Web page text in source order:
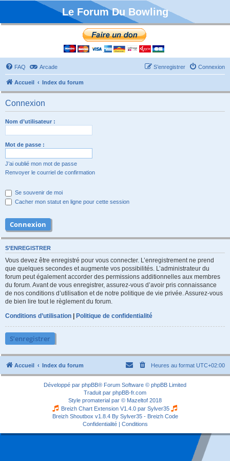
Le Forum Du Bowling
FAQ Arcade Connexion
S’enregistrer
Accueil Index du forum
Connexion
Nom d’utilisateur :
Mot de passe :
J’ai oublié mon mot de passe
Renvoyer le courriel de confirmation
Se souvenir de moi
Cacher mon statut en ligne pour cette session
S’ENREGISTRER
Vous devez être enregistré pour vous connecter. L’enregistrement ne prend
que quelques secondes et augmente vos possibilités. L’administrateur du
forum peut également accorder des permissions additionnelles aux membres
du forum. Avant de vous enregistrer, assurez-vous d’avoir pris connaissance
de nos conditions d’utilisation et de notre politique de vie privée. Assurez-vous
de bien lire tout le règlement du forum.
Conditions d’utilisation | Politique de confidentialité
S’enregistrer
Accueil Index du forum Heures au format UTC+02:00
Développé par phpBB® Forum Software © phpBB Limited
Traduit par phpBB-fr.com
Style promaterial par © Mazeltof 2018
Breizh Chart Extension V1.4.0 par Sylver35
Breizh Shoutbox v1.8.4 By Sylver35 - Breizh Code
Confidentialité| Conditions